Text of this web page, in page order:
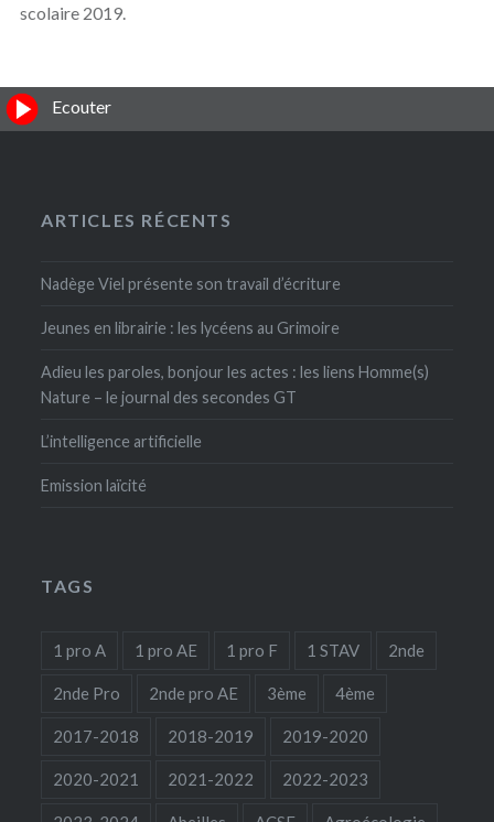
scolaire 2019.
Ecouter
ARTICLES RÉCENTS
Nadège Viel présente son travail d’écriture
Jeunes en librairie : les lycéens au Grimoire
Adieu les paroles, bonjour les actes : les liens Homme(s)
Nature – le journal des secondes GT
L’intelligence artificielle
Emission laïcité
TAGS
1 pro A 1 pro AE 1 pro F 1 STAV 2nde
2nde Pro 2nde pro AE 3ème 4ème
2017-2018 2018-2019 2019-2020
2020-2021 2021-2022 2022-2023